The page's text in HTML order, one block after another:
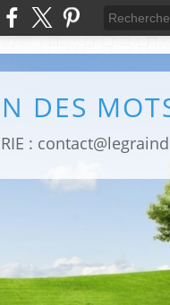
DES
: